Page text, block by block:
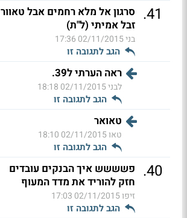
41
. סרגון אל מלא רחמים אבל טאוור
זבל אמיתי (ל"ת)
בני02/11/2015 17:36
הגב לתגובה זו
ראה הערתי ל39.
לבני02/11/2015 18:18
הגב לתגובה זו
טאואר
טאו02/11/2015 18:10
הגב לתגובה זו
40
. פשששש איך הבנקים עובדים
חזק להוריד את מדד המעוף
זיפו02/11/2015 17:03
הגב לתגובה זו